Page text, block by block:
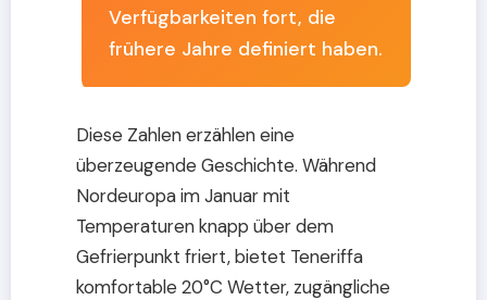
Verfügbarkeiten fort, die
frühere Jahre definiert haben.
Diese Zahlen erzählen eine
überzeugende Geschichte. Während
Nordeuropa im Januar mit
Temperaturen knapp über dem
Gefrierpunkt friert, bietet Teneriffa
komfortable 20°C Wetter, zugängliche